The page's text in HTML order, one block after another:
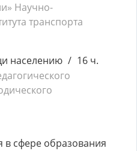
Научно-
транспорта
населению
16 ч.
в сфере образования